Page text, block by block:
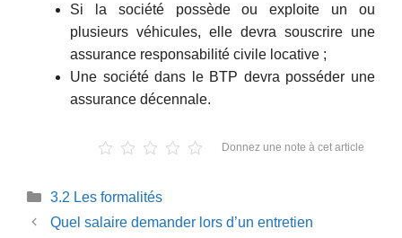
Si la société possède ou exploite un ou
plusieurs véhicules, elle devra souscrire une
assurance responsabilité civile locative ;
Une société dans le BTP devra posséder une
assurance décennale.
Donnez une note à cet article
Catégories
3.2 Les formalités
Quel salaire demander lors d’un entretien